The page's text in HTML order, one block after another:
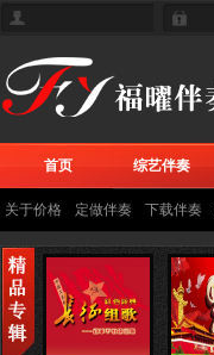
首页 综艺伴奏
关于价格 定做伴奏 下载伴奏